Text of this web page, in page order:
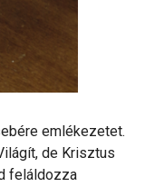
emlékezetet.
de Krisztus
feláldozza